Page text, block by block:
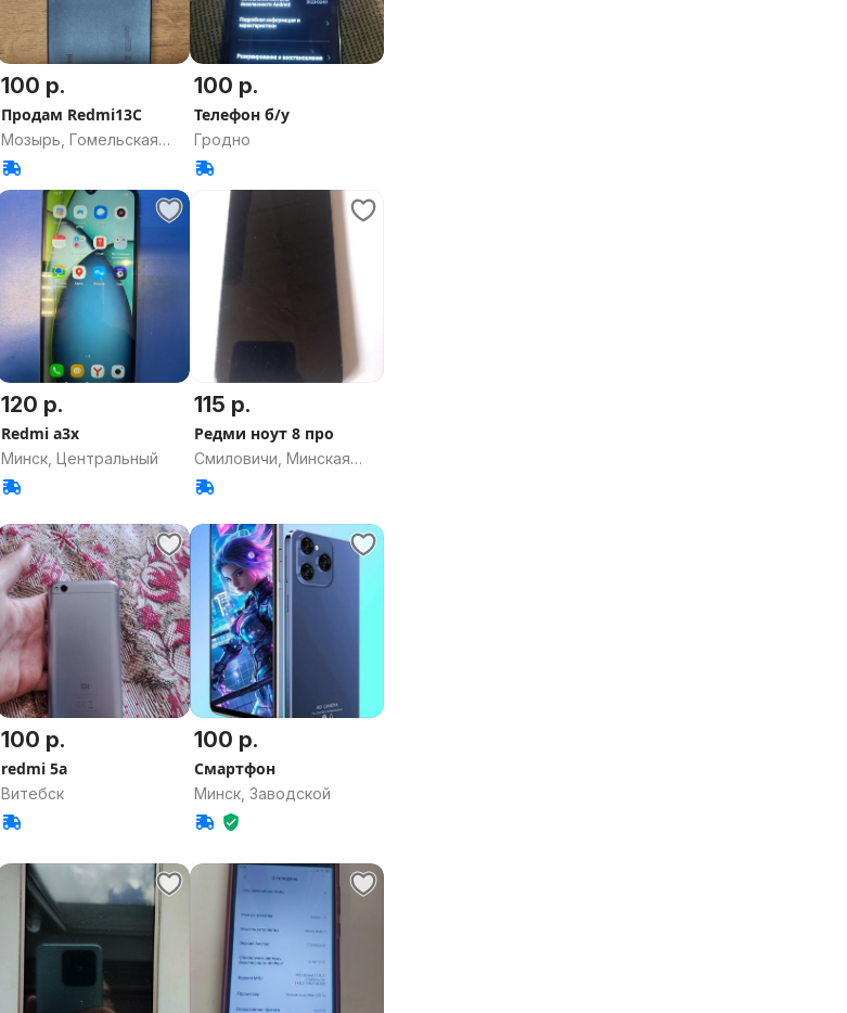
100 р.
Продам Redmi13C
Мозырь, Гомельская
область
100 р.
Телефон б/у
Гродно
120 р.
Redmi a3x
Минск, Центральный
115 р.
Редми ноут 8 про
Смиловичи, Минская
область
100 р.
redmi 5a
Витебск
100 р.
Смартфон
Минск, Заводской